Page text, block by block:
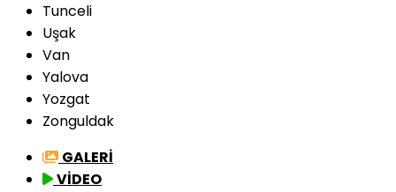
Tunceli
Uşak
Van
Yalova
Yozgat
Zonguldak
GALERİ
VİDEO